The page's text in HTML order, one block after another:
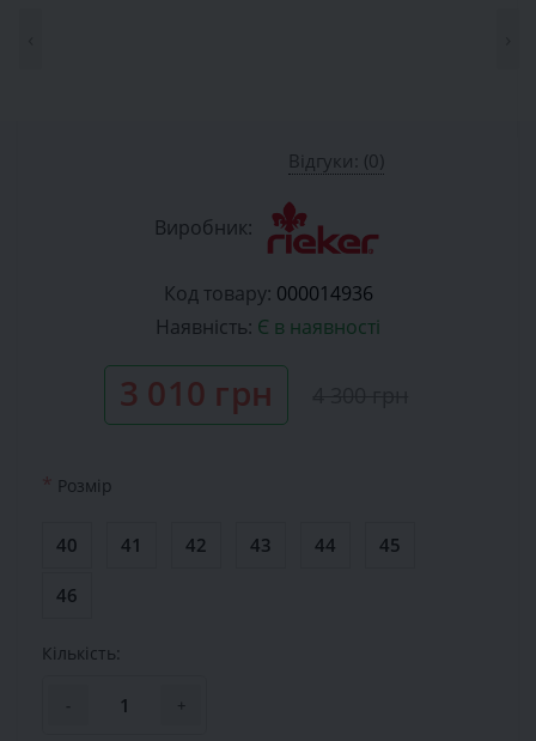
Відгуки: (0)
Виробник:
Код товару: 000014936
Наявність: Є в наявності
3 010 грн
* Розмiр
40 41 42 43 44 45
46
Кількість:
- +